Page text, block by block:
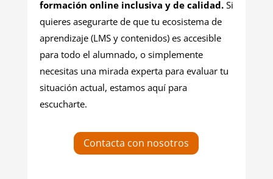
formación online inclusiva y de calidad. Si
quieres asegurarte de que tu ecosistema de
aprendizaje (LMS y contenidos) es accesible
para todo el alumnado, o simplemente
necesitas una mirada experta para evaluar tu
situación actual, estamos aquí para
escucharte.
Contacta con nosotros